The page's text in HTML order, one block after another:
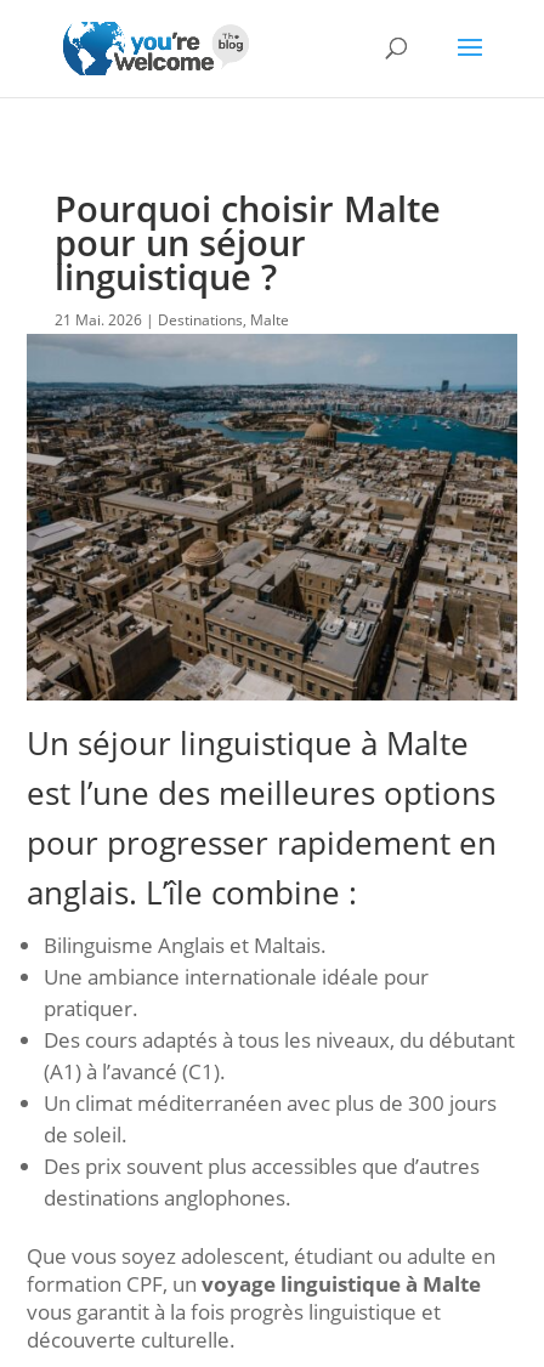
Pourquoi choisir Malte
pour un séjour
linguistique ?
21 Mai. 2026 Destinations, Malte
Un séjour linguistique à Malte
est l’une des meilleures options
pour progresser rapidement en
anglais. L’île combine :
Bilinguisme Anglais et Maltais.
Une ambiance internationale idéale pour
pratiquer.
Des cours adaptés à tous les niveaux, du débutant
(A1) à l’avancé (C1).
Un climat méditerranéen avec plus de 300 jours
de soleil.
Des prix souvent plus accessibles que d’autres
destinations anglophones.
Que vous soyez adolescent, étudiant ou adulte en
formation CPF, unvoyage linguistique à Malte
vous garantit à la fois progrès linguistique et
découverte culturelle.